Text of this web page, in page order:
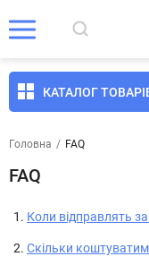
КАТАЛОГ
Головна / FAQ
FAQ
Коли відправлять
Скільки